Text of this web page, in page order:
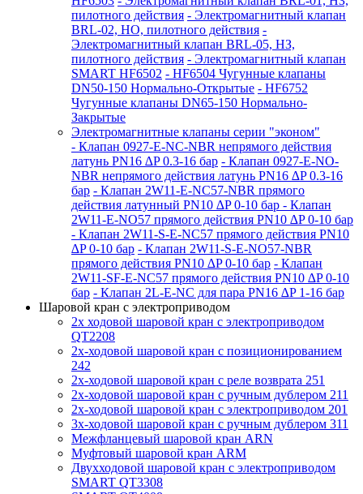
пилотного действия - Электромагнитный клапан
BRL-02, НО, пилотного действия -
Электромагнитный клапан BRL-05, НЗ,
пилотного действия - Электромагнитный клапан
SMART HF6502 - HF6504 Чугунные клапаны
DN50-150 Нормально-Открытые - HF6752
Чугунные клапаны DN65-150 Нормально-
Закрытые
Электромагнитные клапаны серии "эконом"
- Клапан 0927-E-NC-NBR непрямого действия
латунь PN16 ∆P 0.3-16 бар - Клапан 0927-E-NО-
NBR непрямого действия латунь PN16 ∆P 0.3-16
бар - Клапан 2W11-E-NC57-NBR прямого
действия латунный PN10 ∆P 0-10 бар - Клапан
2W11-E-NO57 прямого действия PN10 ∆P 0-10 бар
- Клапан 2W11-S-E-NC57 прямого действия PN10
∆P 0-10 бар - Клапан 2W11-S-E-NO57-NBR
прямого действия PN10 ∆P 0-10 бар - Клапан
2W11-SF-E-NC57 прямого действия PN10 ∆P 0-10
бар - Клапан 2L-E-NC для пара PN16 ∆P 1-16 бар
Шаровой кран с электроприводом
2x ходовой шаровой кран с электроприводом
QT2208
2x-ходовой шаровой кран с позиционированием
242
2x-ходовой шаровой кран с реле возврата 251
2x-ходовой шаровой кран с ручным дублером 211
2x-ходовой шаровой кран с электроприводом 201
3x-ходовой шаровой кран с ручным дублером 311
Межфланцевый шаровой кран ARN
Муфтовый шаровой кран ARM
Двухходовой шаровой кран с электроприводом
SMART QT3308